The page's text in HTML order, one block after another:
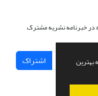
بهترین
در خبرنامه نشریه مشترک
اشتراک